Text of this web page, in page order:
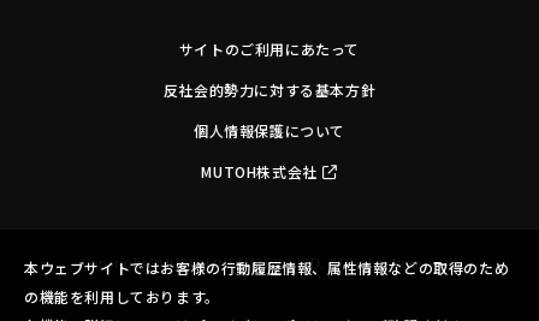
サイトのご利用にあたって
反社会的勢力に対する基本方針
個人情報保護について
MUTOH株式会社
Copyright©MUTOH INDUSTRIES LTD. All Rights Reserved.
本ウェブサイトではお客様の行動履歴情報、属性情報などの取得のため
の機能を利用しております。